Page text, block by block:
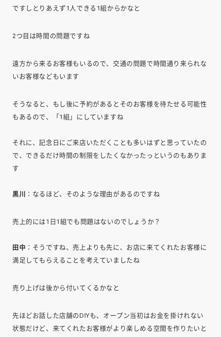
ですしとりあえず1人できる1組からかなと
2つ目は時間の問題ですね
遠方から来るお客様もいるので、交通の問題で時間通り来られな
いお客様などもいます
そうなると、もし後に予約があるとそのお客様を待たせる可能性
もあるので、「1組」にしていますね
それに、記念日にご来店いただくことも多いはずと思っていたの
で、できるだけ時間の制限をしたくなかったっというのもありま
す
黒川 ：なるほど、そのような理由があるのですね
売上的には1日1組でも問題はないのでしょうか？
田中 ：そうですね、売上よりも先に、お店に来てくれたお客様に
満足してもらえることを考えていましたね
売り上げは後から付いてくるかなと
先ほどお話した店舗のDIYも、オープン当初はお金を掛けれない
状態だけど、来てくれたお客様がより楽しめる空間を作りたいと